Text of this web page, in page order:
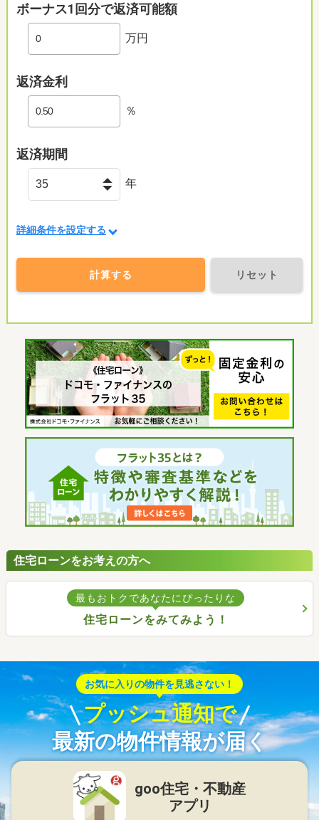
ボーナス1回分で返済可能額
万円
返済金利
％
返済期間
年
詳細条件を設定する
計算する リセット
住宅ローンをお考えの方へ
最もおトクであなたにぴったりな
住宅ローンをみてみよう！
お気に入りの物件を見逃さない！
プッシュ通知で
最新の物件情報が届く
goo住宅・不動産
アプリ